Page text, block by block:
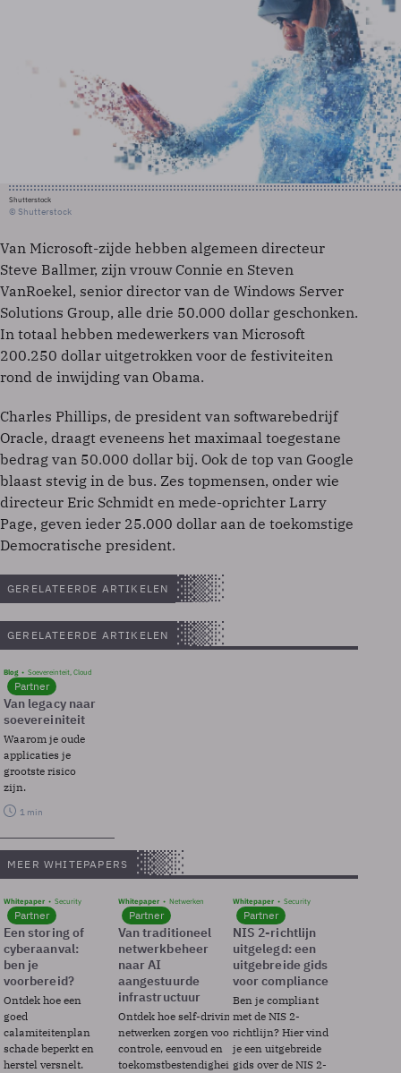
Shutterstock
© Shutterstock
Van Microsoft-zijde hebben algemeen directeur
Steve Ballmer, zijn vrouw Connie en Steven
VanRoekel, senior director van de Windows Server
Solutions Group, alle drie 50.000 dollar geschonken.
In totaal hebben medewerkers van Microsoft
200.250 dollar uitgetrokken voor de festiviteiten
rond de inwijding van Obama.
Charles Phillips, de president van softwarebedrijf
Oracle, draagt eveneens het maximaal toegestane
bedrag van 50.000 dollar bij. Ook de top van Google
blaast stevig in de bus. Zes topmensen, onder wie
directeur Eric Schmidt en mede-oprichter Larry
Page, geven ieder 25.000 dollar aan de toekomstige
Democratische president.
GERELATEERDE ARTIKELEN
GERELATEERDE ARTIKELEN
Blog Soevereinteit, Cloud
Partner
Van legacy naar
soevereiniteit
Waarom je oude
applicaties je
grootste risico
zijn.
1 min
MEER WHITEPAPERS
Whitepaper Security
Partner
Een storing of
cyberaanval:
ben je
voorbereid?
Ontdek hoe een
goed
calamiteitenplan
schade beperkt en
herstel versnelt.
Whitepaper Netwerken
Partner
Van traditioneel
netwerkbeheer
naar AI
aangestuurde
infrastructuur
Ontdek hoe self-driving
netwerken zorgen voor
controle, eenvoud en
toekomstbestendigheid.
Whitepaper Security
Partner
NIS 2-richtlijn
uitgelegd: een
uitgebreide gids
voor compliance
Ben je compliant
met de NIS 2-
richtlijn? Hier vind
je een uitgebreide
gids over de NIS 2-